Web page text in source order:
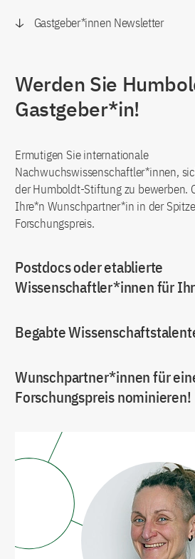
Gastgeber*innen Newsletter
Werden Sie
Gastgeber*in!
Ermutigen Sie internationale
Nachwuchswissenschaftler*innen,
der Humboldt-Stiftung zu bewerben.
Ihre*n Wunschpartner*in in der
Forschungspreis.
Postdocs oder etablierte
Wissenschaftler*innen für
Begabte
Wunschpartner*innen für
Forschungspreis nominieren!